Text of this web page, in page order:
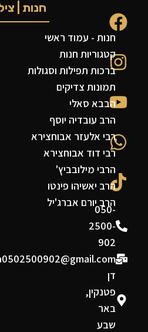
050-
2500-
902
דן
פטנקין,
באר
שבע
חנות |
חנות - עמוד ראשי
קטגוריות חנות
ברכות תפילות וסגולות
תמונות צדיקים
הבבא סאלי
הרב עובדיה יוסף
רבי אלעזר אבוחצירא
רבי דוד אבוחצירא
הרבי מילובביץ'
הרב יאשיהו פינטו
הרב יורם אברג'יל